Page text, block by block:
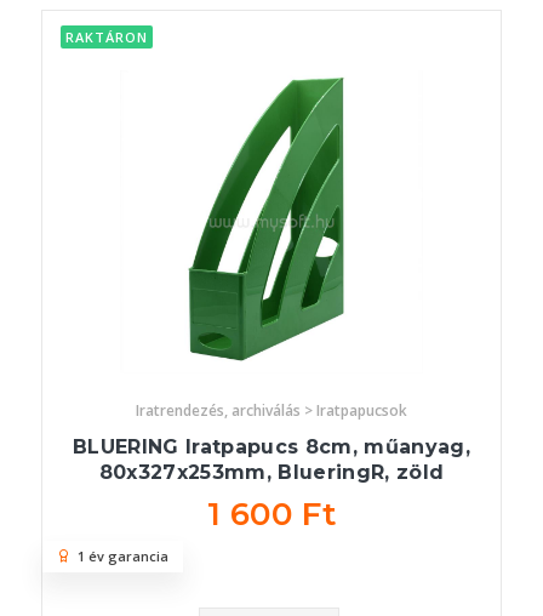
RAKTÁRON
Iratrendezés, archiválás > Iratpapucsok
BLUERING Iratpapucs 8cm, műanyag,
80x327x253mm, BlueringR, zöld
1 600 Ft
1 év garancia